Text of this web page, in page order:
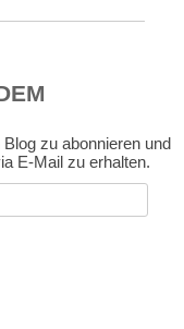
zu abonnieren und
E-Mail zu erhalten.